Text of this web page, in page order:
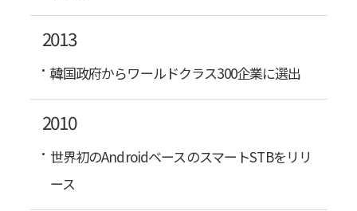
2013
韓国政府からワールドクラス300企業に選出
2010
世界初のAndroidベースのスマートS​​TBをリリ
ース